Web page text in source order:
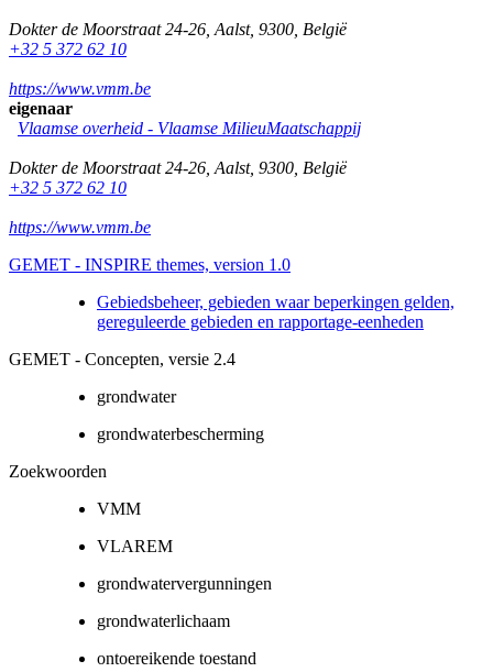
Dokter de Moorstraat 24-26 Aalst, 9300 België
+32 5 372 62 10
https://www.vmm.be
eigenaar
Vlaamse overheid - Vlaamse MilieuMaatschappij
Dokter de Moorstraat 24-26 Aalst, 9300 België
+32 5 372 62 10
https://www.vmm.be
GEMET - INSPIRE themes, version 1.0
Gebiedsbeheer, gebieden waar beperkingen gelden,
gereguleerde gebieden en rapportage-eenheden
GEMET - Concepten, versie 2.4
grondwater
grondwaterbescherming
Zoekwoorden
VMM
VLAREM
grondwatervergunningen
grondwaterlichaam
ontoereikende toestand